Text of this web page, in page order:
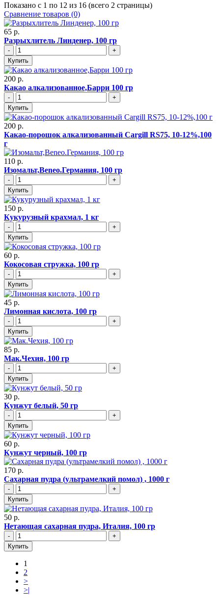
Показано с 1 по 12 из 16 (всего 2 страницы)
Сравнение товаров (0)
65 р.
Разрыхлитель Линденер, 100 гр
-
+
Купить
200 р.
Какао алкализованное,Барри 100 гр
-
+
Купить
200 р.
Какао-порошок алкализованный Cargill RS75, 10-12%,100
г
110 р.
Изомальт,Beneo.Германия, 100 гр
-
+
Купить
150 р.
Кукурузный крахмал, 1 кг
-
+
Купить
60 р.
Кокосовая стружка, 100 гр
-
+
Купить
45 р.
Лимонная кислота, 100 гр
-
+
Купить
85 р.
Мак.Чехия, 100 гр
-
+
Купить
30 р.
Кунжут белый, 50 гр
-
+
Купить
60 р.
Кунжут черный, 100 гр
170 р.
Сахарная пудра (ультрамелкий помол) , 1000 г
-
+
Купить
50 р.
Нетающая сахарная пудра, Италия, 100 гр
-
+
Купить
1
2
>
>|